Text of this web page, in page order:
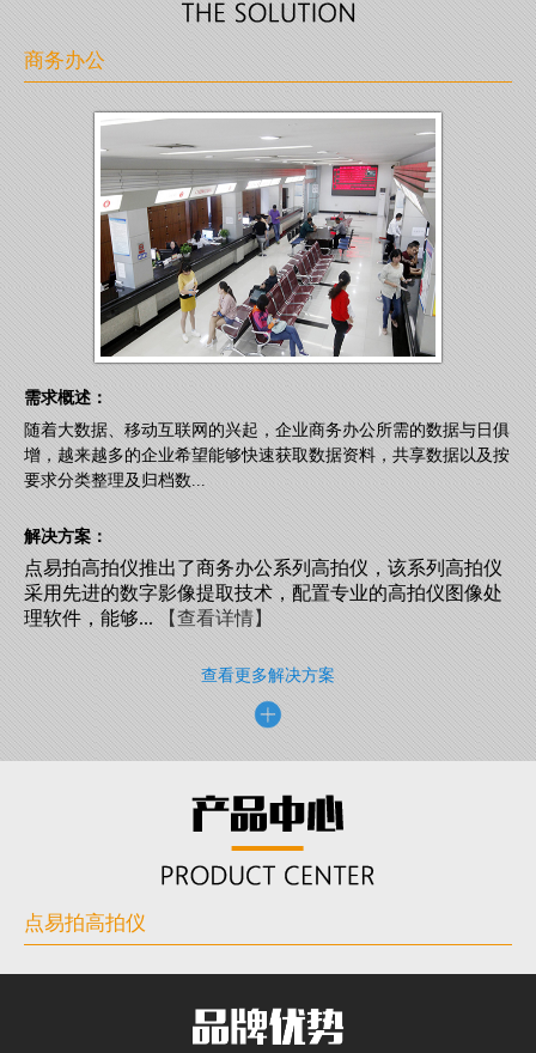
商务办公
需求概述：
随着大数据、移动互联网的兴起，企业商务办公所需的数据与日俱
增，越来越多的企业希望能够快速获取数据资料，共享数据以及按
要求分类整理及归档数...
解决方案：
点易拍高拍仪推出了商务办公系列高拍仪，该系列高拍仪
采用先进的数字影像提取技术，配置专业的高拍仪图像处
理软件，能够...【查看详情】
查看更多解决方案
点易拍高拍仪